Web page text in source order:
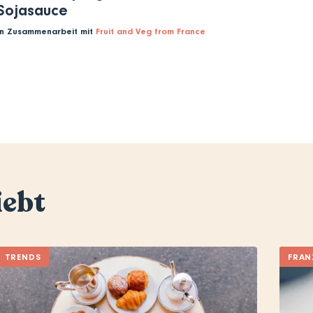
Zusammenarbeit mit Fruit and Veg from France
TRENDS